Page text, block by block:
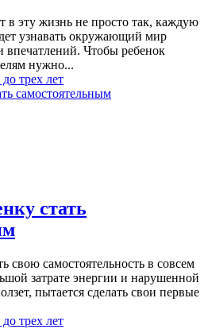
эту жизнь не просто так, каждую
узнавать окружающий мир
Чтобы ребенок
нужно...
трех лет
стать
свою самостоятельность в совсем
затрате энергии и нарушенной
пытается сделать свои первые
трех лет